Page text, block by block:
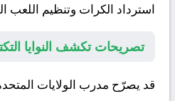
استرداد الكرات وتنظيم اللعب
تصريحات تكشف النوايا
قد يصرّح مدرب الولايات